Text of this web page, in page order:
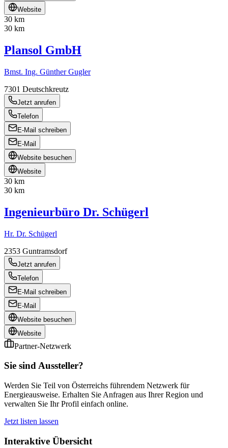
Website
30 km
30 km
Plansol GmbH
Bmst. Ing. Günther Gugler
7301 Deutschkreutz
Jetzt anrufen
Telefon
E-Mail schreiben
E-Mail
Website besuchen
Website
30 km
30 km
Ingenieurbüro Dr. Schügerl
Hr. Dr. Schügerl
2353 Guntramsdorf
Jetzt anrufen
Telefon
E-Mail schreiben
E-Mail
Website besuchen
Website
Partner-Netzwerk
Sie sind Aussteller?
Werden Sie Teil von Österreichs führendem Netzwerk für
Energieausweise. Erhalten Sie Anfragen aus Ihrer Region und
verwalten Sie Ihr Profil einfach online.
Jetzt listen lassen
Interaktive Übersicht